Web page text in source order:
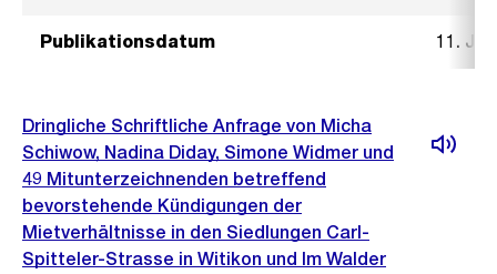
Publikationsdatum 11.
Dringliche Schriftliche Anfrage von Micha
Schiwow, Nadina Diday, Simone Widmer und
49 Mitunterzeichnenden betreffend
bevorstehende Kündigungen der
Mietverhältnisse in den Siedlungen Carl-
Spitteler-Strasse in Witikon und Im Walder